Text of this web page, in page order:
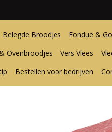
Belegde Broodjes Fondue &
Ovenbroodjes
Vers Vlees
Bestellen voor bedrijven